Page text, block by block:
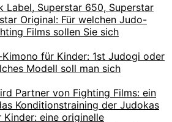
Label, Superstar 650, Superstar
Original: Für welchen Judo-
Films sollen Sie sich
für Kinder: 1st Judogi oder
Modell soll man sich
Partner von Fighting Films: ein
Konditionstraining der Judokas
eine originelle